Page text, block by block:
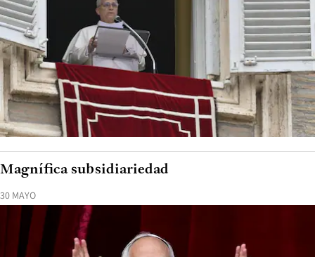
30 MAYO
Magnífica subsidiariedad